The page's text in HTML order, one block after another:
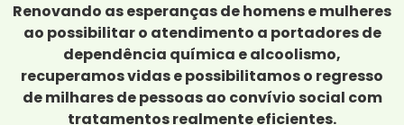
Renovando as esperanças de homens e mulheres
ao possibilitar o atendimento a portadores de
dependência química e alcoolismo,
recuperamos vidas e possibilitamos o regresso
de milhares de pessoas ao convívio social com
tratamentos realmente eficientes.